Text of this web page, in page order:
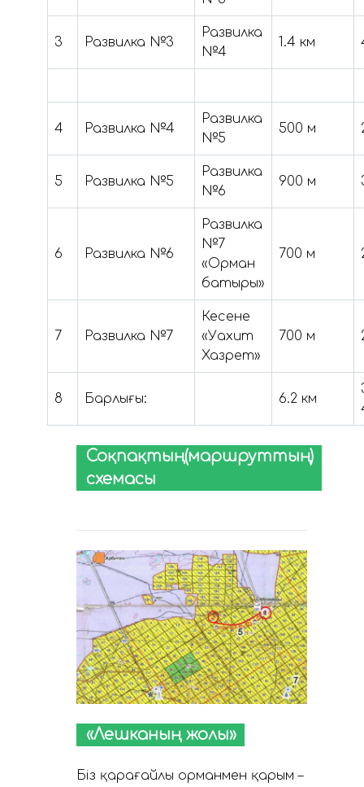
3 Развилка №3
Развилка
№4
1.4 км
4 Развилка №4
Развилка
№5
500 м
5 Развилка №5
Развилка
№6
900 м
6 Развилка №6
Развилка
№7
«Орман
батыры»
700 м
7 Развилка №7
Кесене
«Уахит
Хазрет»
700 м
8 Барлығы: 6.2 км
Соқпақтың(маршруттың)
схемасы
«Лешканың жолы»
Біз қарағайлы орманмен қарым –